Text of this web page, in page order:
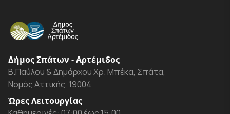
Δήμος Σπάτων - Αρτέμιδος
Β.Παύλου & Δημάρχου Χρ. Μπέκα, Σπάτα,
Νομός Αττικής, 19004
Ώρες Λειτουργίας